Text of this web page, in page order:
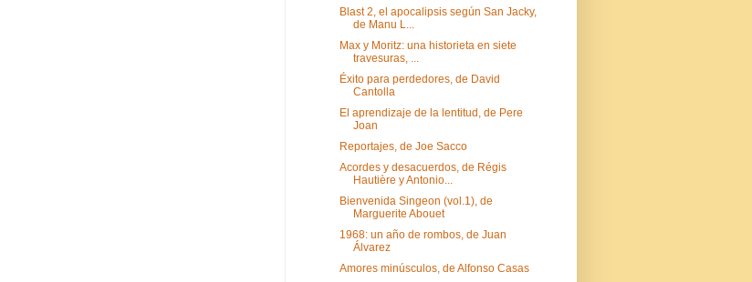
Blast 2, el apocalipsis según San Jacky,
de Manu L...
Max y Moritz: una historieta en siete
travesuras, ...
Éxito para perdedores, de David
Cantolla
El aprendizaje de la lentitud, de Pere
Joan
Reportajes, de Joe Sacco
Acordes y desacuerdos, de Régis
Hautière y Antonio...
Bienvenida Singeon (vol.1), de
Marguerite Abouet
1968: un año de rombos, de Juan
Álvarez
Amores minúsculos, de Alfonso Casas